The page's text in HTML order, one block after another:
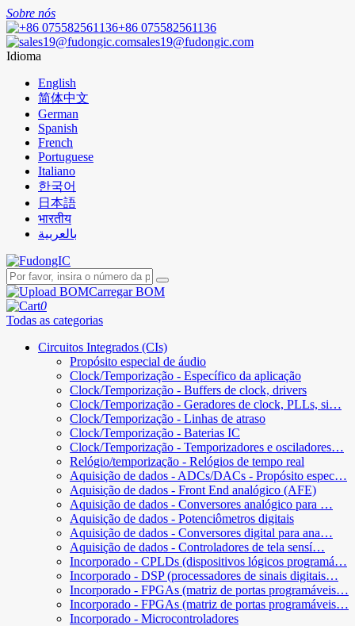
Sobre nós
+86 075582561136
sales19@fudongic.com
Idioma
English
简体中文
German
Spanish
French
Portuguese
Italiano
한국어
日本語
भारतीय
بالعربية
Carregar BOM
0
Todas as categorias
Circuitos Integrados (CIs)
Propósito especial de áudio
Clock/Temporização - Específico da aplicação
Clock/Temporização - Buffers de clock, drivers
Clock/Temporização - Geradores de clock, PLLs, si…
Clock/Temporização - Linhas de atraso
Clock/Temporização - Baterias IC
Clock/Temporização - Temporizadores e osciladores…
Relógio/temporização - Relógios de tempo real
Aquisição de dados - ADCs/DACs - Propósito espec…
Aquisição de dados - Front End analógico (AFE)
Aquisição de dados - Conversores analógico para …
Aquisição de dados - Potenciômetros digitais
Aquisição de dados - Conversores digital para ana…
Aquisição de dados - Controladores de tela sensí…
Incorporado - CPLDs (dispositivos lógicos programá…
Incorporado - DSP (processadores de sinais digitais…
Incorporado - FPGAs (matriz de portas programáveis…
Incorporado - FPGAs (matriz de portas programáveis…
Incorporado - Microcontroladores